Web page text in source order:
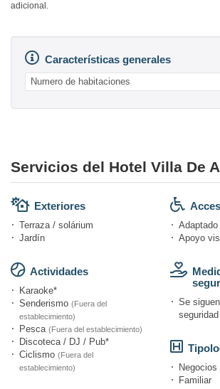
adicional.
Características generales
Numero de habitaciones
Servicios del Hotel Villa De
Exteriores
Terraza / solárium
Jardín
Actividades
Karaoke*
Senderismo (Fuera del
establecimiento)
Pesca (Fuera del establecimiento)
Discoteca / DJ / Pub*
Ciclismo (Fuera del
establecimiento)
Apoyo
Se
Negocios
Familiar